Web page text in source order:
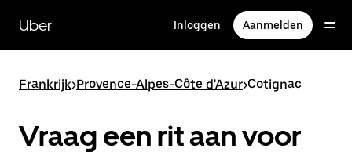
naar
hoofdinhoud
Uber Inloggen Aanmelden
Frankrijk>Provence-Alpes-Côte d'Azur>Cotignac
Vraag een rit aan voor